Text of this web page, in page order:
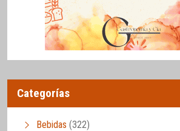
Categorías
Bebidas (322)